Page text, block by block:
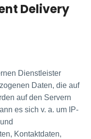
Delivery
Dienstleister
Daten, die auf
auf den Servern
es sich v. a. um IP-
Kontaktdaten,